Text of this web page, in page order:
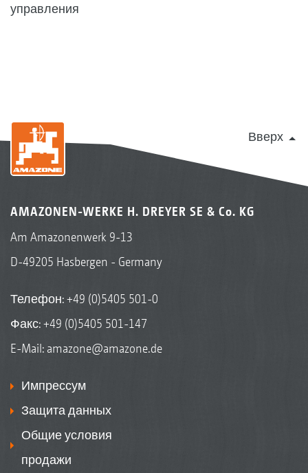
управления
Вверх
AMAZONEN-WERKE H. DREYER SE & Co. KG
Am Amazonenwerk 9-13
D-49205 Hasbergen - Germany
Телефон:+49 (0)5405 501-0
Факс: +49 (0)5405 501-147
E-Mail: amazone@amazone.de
Импрессум
Защита данных
Общие условия
продажи